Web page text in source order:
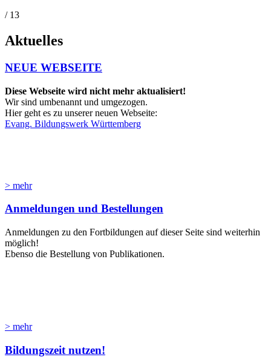
/ 13
Aktuelles
NEUE WEBSEITE
Diese Webseite wird nicht mehr aktualisiert!
Wir sind umbenannt und umgezogen.
Hier geht es zu unserer neuen Webseite:
Evang. Bildungswerk Württemberg
> mehr
Anmeldungen und Bestellungen
Anmeldungen zu den Fortbildungen auf dieser Seite sind weiterhin
möglich!
Ebenso die Bestellung von Publikationen.
> mehr
Bildungszeit nutzen!